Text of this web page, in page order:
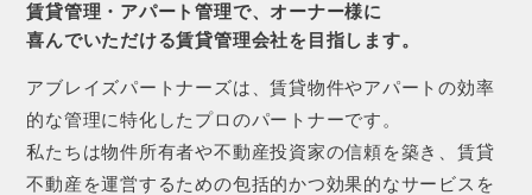
賃貸管理・アパート管理で、オーナー様に
喜んでいただける賃貸管理会社を目指します。
アブレイズパートナーズは、賃貸物件やアパートの効率
的な管理に特化したプロのパートナーです。
私たちは物件所有者や不動産投資家の信頼を築き、賃貸
不動産を運営するための包括的かつ効果的なサービスを